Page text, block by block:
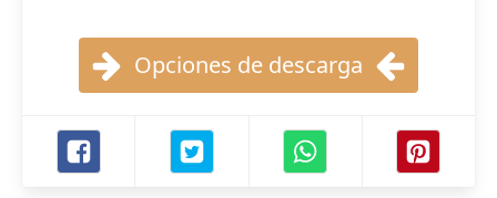
Opciones de descarga